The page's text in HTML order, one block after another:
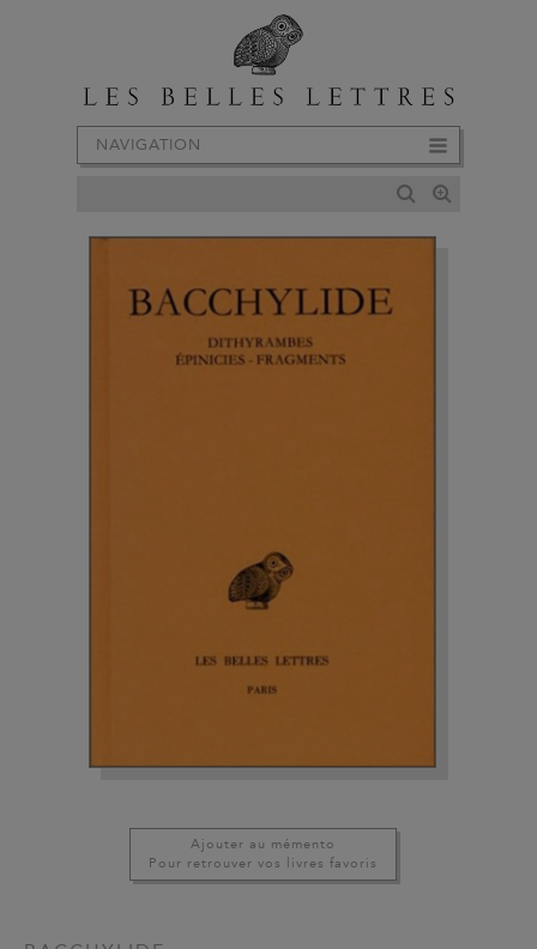
NAVIGATION
Ajouter au mémento
Pour retrouver vos livres favoris